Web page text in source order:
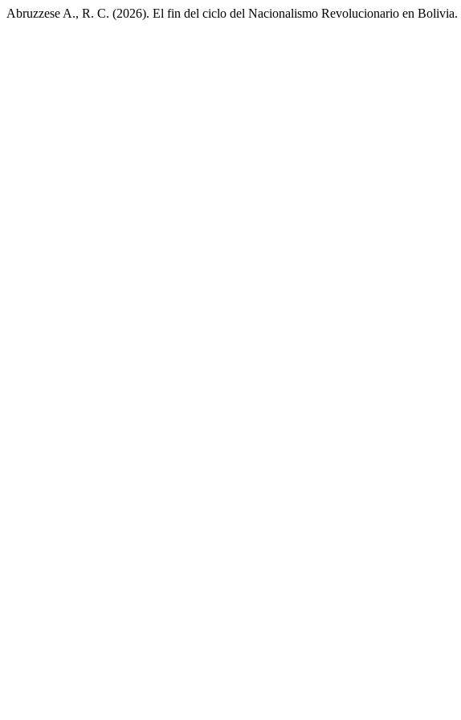
Abruzzese A., R. C. (2026). El fin del ciclo del Nacionalismo Revolucionario en Bolivia.